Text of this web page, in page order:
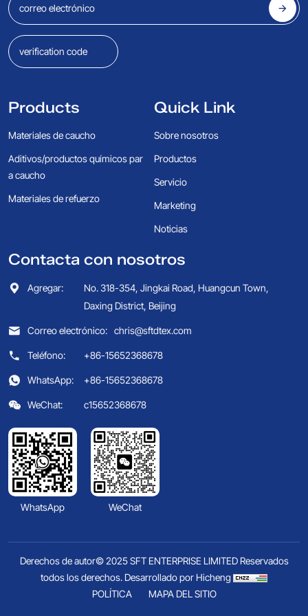
Products
Materiales de caucho
Aditivos/productos químicos par
a caucho
Materiales de refuerzo
Quick Link
Sobre nosotros
Productos
Servicio
Marketing
Noticias
Contacta con nosotros
Agregar:
No. 318-354, Jingkai Road, Huangcun Town,
Daxing District, Beijing
Correo electrónico: chris@sftdtex.com
Teléfono:
+86-15652368678
WhatsApp:
+86-15652368678
WeChat:
c15652368678
WhatsApp WeChat
Derechos de autor© 2025 SFT ENTERPRISE LIMITED Reservados
todos los derechos. Desarrollado por Hicheng
POLÍTICA
MAPA DEL SITIO